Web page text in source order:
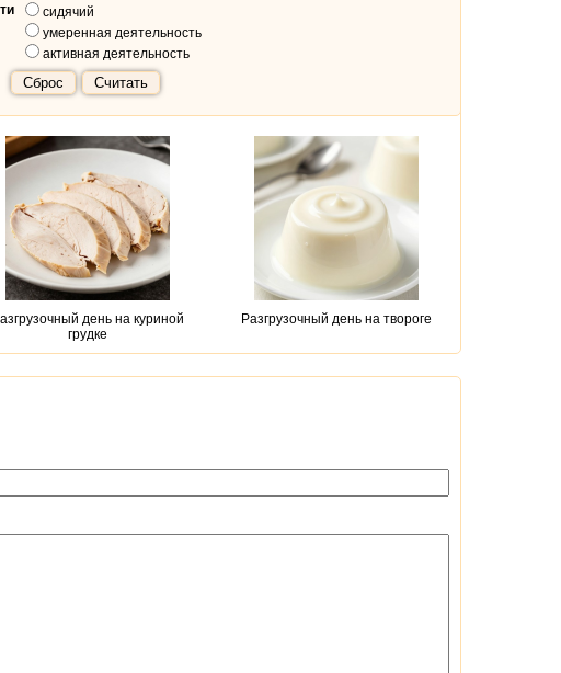
сидячий
умеренная деятельность
активная деятельность
Сброс Считать
день на куриной
грудке
Разгрузочный день на твороге